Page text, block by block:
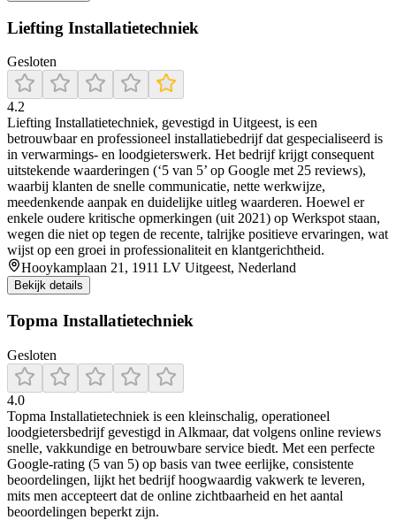
Liefting Installatietechniek
Gesloten
4.2
Liefting Installatietechniek, gevestigd in Uitgeest, is een
betrouwbaar en professioneel installatiebedrijf dat gespecialiseerd is
in verwarmings- en loodgieterswerk. Het bedrijf krijgt consequent
uitstekende waarderingen (‘5 van 5’ op Google met 25 reviews),
waarbij klanten de snelle communicatie, nette werkwijze,
meedenkende aanpak en duidelijke uitleg waarderen. Hoewel er
enkele oudere kritische opmerkingen (uit 2021) op Werkspot staan,
wegen die niet op tegen de recente, talrijke positieve ervaringen, wat
wijst op een groei in professionaliteit en klantgerichtheid.
Hooykamplaan 21, 1911 LV Uitgeest, Nederland
Bekijk details
Topma Installatietechniek
Gesloten
4.0
Topma Installatietechniek is een kleinschalig, operationeel
loodgietersbedrijf gevestigd in Alkmaar, dat volgens online reviews
snelle, vakkundige en betrouwbare service biedt. Met een perfecte
Google-rating (5 van 5) op basis van twee eerlijke, consistente
beoordelingen, lijkt het bedrijf hoogwaardig vakwerk te leveren,
mits men accepteert dat de online zichtbaarheid en het aantal
beoordelingen beperkt zijn.